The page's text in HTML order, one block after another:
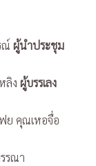
ณ์ ผู้นำประชุม
ลิง ผู้บรรเลง
ย คุณเหอจื่อ
รณา